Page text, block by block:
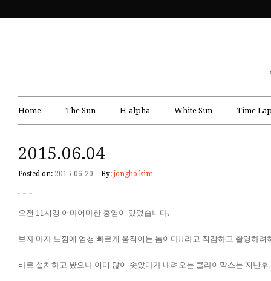
Home The Sun H-alpha White Sun Time
2015.06.04
Posted on: 2015-06-20 By: jongho kim
오전 11시경 어마어마한 홍염이 있었습니다.
보자 마자 느낌에 엄청 빠르게 움직이는 놈이다!!라고 직감하고 촬영하
바로 설치하고 봤으나 이미 많이 솟았다가 내려오는 클라이막스는 지난